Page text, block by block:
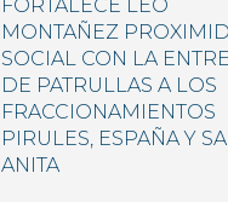
FORTALECE LEO
MONTAÑEZ
SOCIAL CON LA
DE PATRULLAS A LOS
FRACCIONAMIENTOS
PIRULES, ESPAÑA Y
ANITA